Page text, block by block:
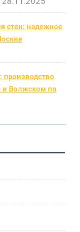
стен: надежное
производство
и Волжском по